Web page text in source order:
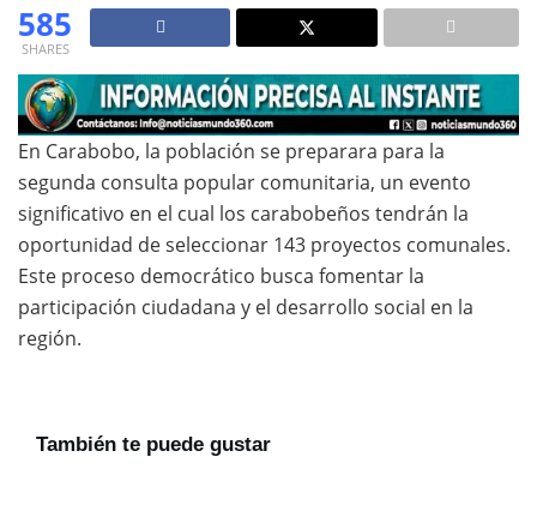
585
SHARES
En Carabobo, la población se preparara para la
segunda consulta popular comunitaria, un evento
significativo en el cual los carabobeños tendrán la
oportunidad de seleccionar 143 proyectos comunales.
Este proceso democrático busca fomentar la
participación ciudadana y el desarrollo social en la
región.
También te puede gustar